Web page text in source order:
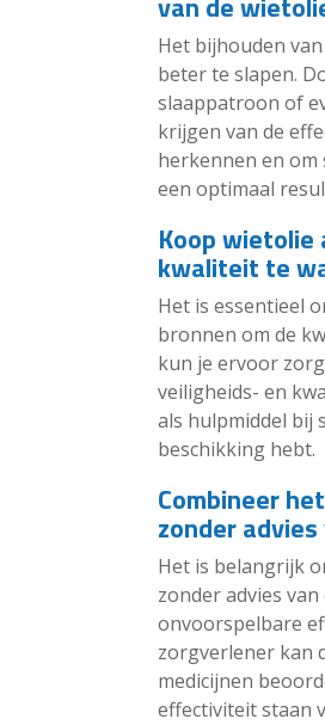
Het bijhouden
beter te slapen.
slaappatroon of
krijgen van de
herkennen en om
een optimaal
Koop wietolie
kwaliteit te
Het is essentieel
bronnen om de
kun je ervoor
veiligheids- en
als hulpmiddel bij
beschikking hebt.
Combineer
zonder
Het is belangrijk
zonder advies
onvoorspelbare
zorgverlener kan
medicijnen
effectiviteit staan